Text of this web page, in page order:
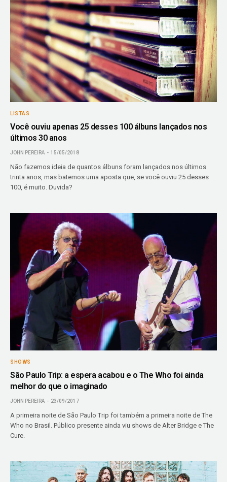
LISTAS
Você ouviu apenas 25 desses 100 álbuns lançados nos
últimos 30 anos
JOHN PEREIRA 15/05/2018
Não fazemos ideia de quantos álbuns foram lançados nos últimos
trinta anos, mas batemos uma aposta que, se você ouviu 25 desses
100, é muito. Duvida?
SHOWS
São Paulo Trip: a espera acabou e o The Who foi ainda
melhor do que o imaginado
JOHN PEREIRA 23/09/2017
A primeira noite de São Paulo Trip foi também a primeira noite de The
Who no Brasil. Público presente ainda viu shows de Alter Bridge e The
Cure.